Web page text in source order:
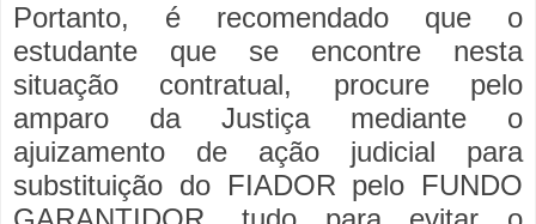
Portanto, é recomendado que o
estudante que se encontre nesta
situação contratual, procure pelo
amparo da Justiça mediante o
ajuizamento de ação judicial para
substituição do FIADOR pelo FUNDO